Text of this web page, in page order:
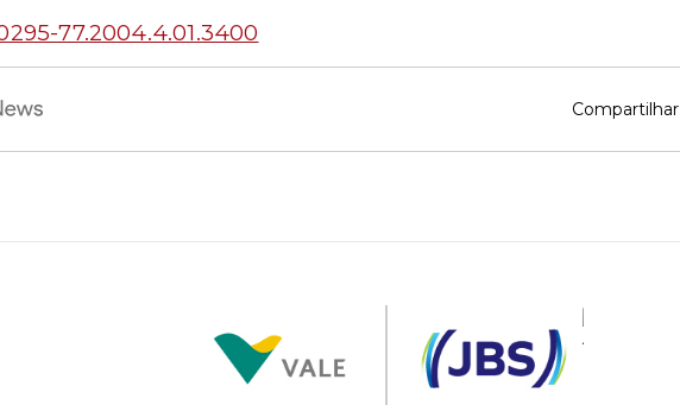
77.2004.4.01.3400
Compartilhar